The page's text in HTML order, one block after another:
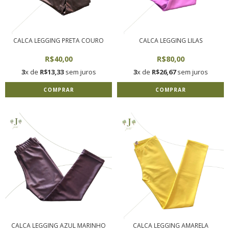
CALCA LEGGING PRETA COURO
R$40,00
3x de R$13,33sem juros
COMPRAR
CALCA LEGGING LILAS
R$80,00
3x de R$26,67sem juros
COMPRAR
CALCA LEGGING AZUL MARINHO CALCA LEGGING AMARELA